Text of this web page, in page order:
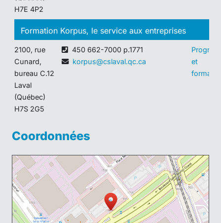
Coordonnées
H7E 4P2
Formation Korpus, le service aux entreprises
2100, rue
Cunard,
bureau C.12
Laval
(Québec)
H7S 2G5
450 662-7000 p.1771
korpus@cslaval.qc.ca
et